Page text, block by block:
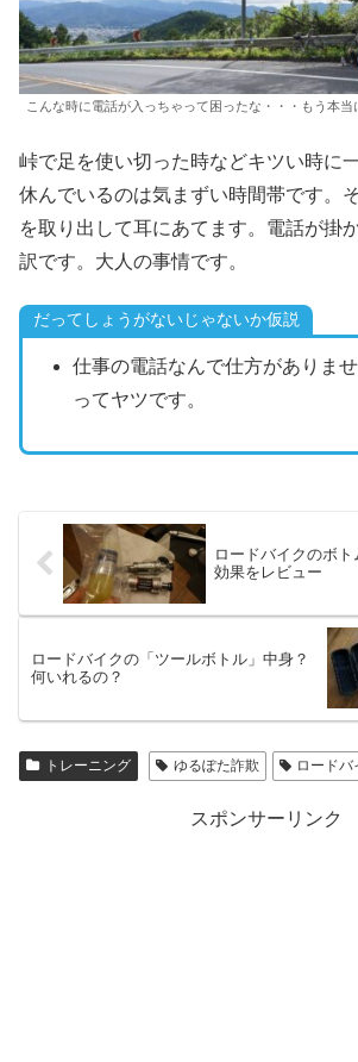
こんな時に電話が入っちゃって困ったな・・・もう本当
峠で足を使い切った時などキツい時に
休んでいるのは気まずい時間帯です。
を取り出して耳にあてます。電話が掛
訳です。大人の事情です。
だってしょうがないじゃないか仮説
仕事の電話なんで仕方がありま
ってヤツです。
ロードバイクのボ
効果をレビュー
ロードバイクの「ツールボトル」中身？
何いれるの？
トレーニング ゆるぽた詐欺 ロードバ
スポンサーリンク